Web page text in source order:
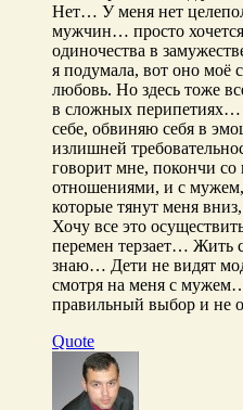
Нет… У меня нет
мужчин… просто
одиночества в
я подумала, вот оно моё
любовь. Но здесь тоже
в сложных
себе, обвиняю себя в
излишней
говорит мне, покончи
отношениями, и с
которые тянут меня
Хочу все это
перемен терзает…
знаю… Дети не видят
смотря на меня с
правильный выбор и не
Quote